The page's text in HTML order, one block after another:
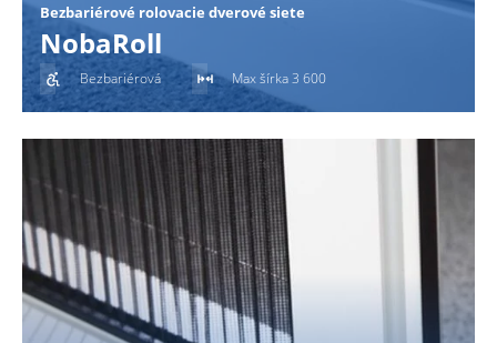
Bezbariérové rolovacie dverové siete
NobaRoll
Bezbariérová Max šírka 3 600